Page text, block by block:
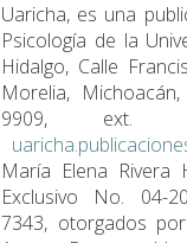
Uaricha, es una
Psicologí­a de la
Hidalgo, Calle
Morelia,
9909, ext. 149,
María Elena Rivera
Exclusivo No. 04-
7343, otorgados